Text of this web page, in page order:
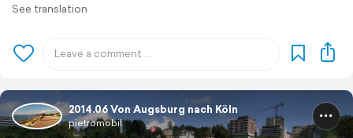
See translation
2014.06 Von Augsburg nach Köln
pietromobil